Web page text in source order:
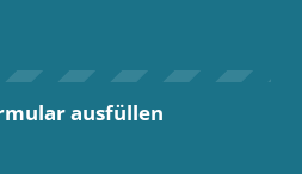
ausfüllen